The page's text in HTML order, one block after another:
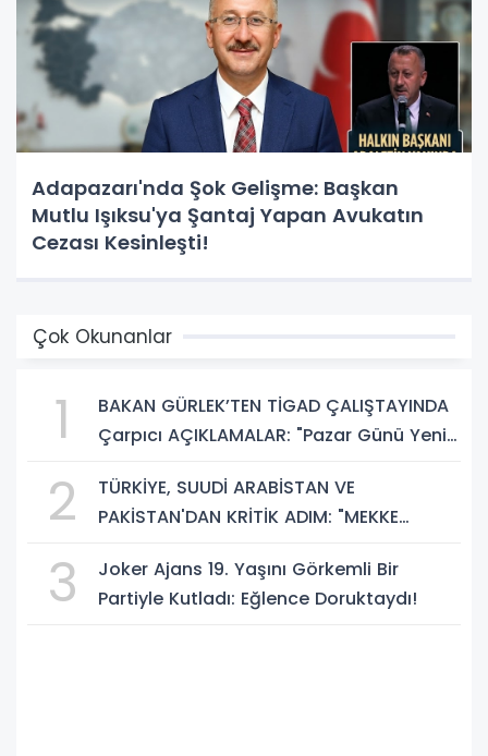
Adapazarı'nda Şok Gelişme: Başkan
Mutlu Işıksu'ya Şantaj Yapan Avukatın
Cezası Kesinleşti!
Çok Okunanlar
1
BAKAN GÜRLEK’TEN TİGAD ÇALIŞTAYINDA
Çarpıcı AÇIKLAMALAR: "Pazar Günü Yeni
2
TÜRKİYE, SUUDİ ARABİSTAN VE
PAKİSTAN'DAN KRİTİK ADIM: "MEKKE
3
Joker Ajans 19. Yaşını Görkemli Bir
Partiyle Kutladı: Eğlence Doruktaydı!